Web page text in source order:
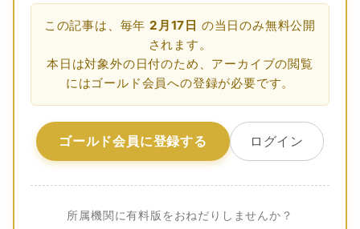
この記事は、毎年2月17日 の当日のみ無料公開
されます。
本日は対象外の日付のため、アーカイブの閲覧
にはゴールド会員への登録が必要です。
ゴールド会員に登録する ログイン
所属機関に有料版をおねだりしませんか？